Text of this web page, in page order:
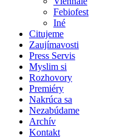
Febiofest
Iné
Citujeme
Zaujímavosti
Press Servis
Myslim si
Rozhovory
Premiéry
Nakrúca sa
Nezabúdame
Archív
Kontakt